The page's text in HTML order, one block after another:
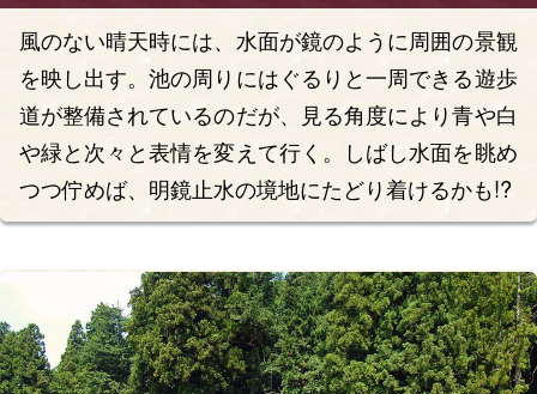
風のない晴天時には、水面が鏡のように周囲の景観
を映し出す。池の周りにはぐるりと一周できる遊歩
道が整備されているのだが、見る角度により青や白
や緑と次々と表情を変えて行く。しばし水面を眺め
つつ佇めば、明鏡止水の境地にたどり着けるかも!?